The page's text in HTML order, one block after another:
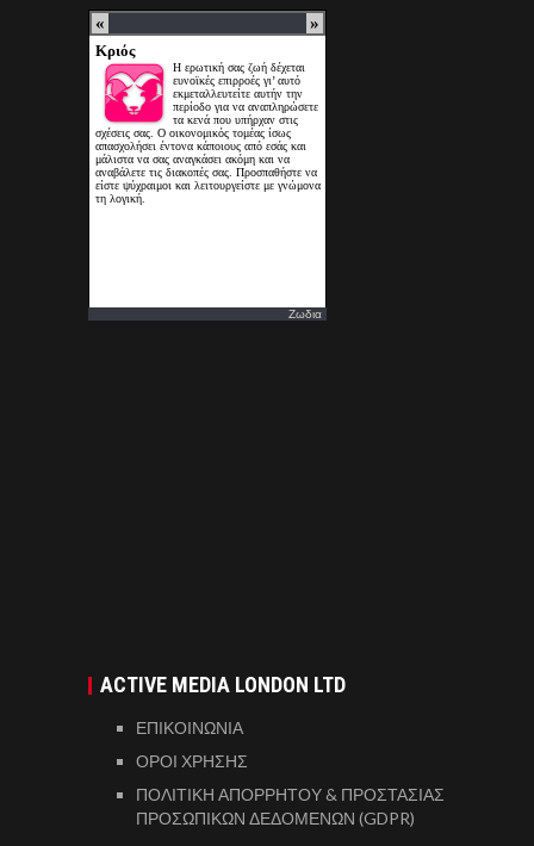
Ζωδια
ACTIVE MEDIA LONDON LTD
ΕΠΙΚΟΙΝΩΝΙΑ
ΟΡΟΙ ΧΡΗΣΗΣ
ΠΟΛΙΤΙΚΗ ΑΠΟΡΡΗΤΟΥ & ΠΡΟΣΤΑΣΙΑΣ
ΠΡΟΣΩΠΙΚΩΝ ΔΕΔΟΜΕΝΩΝ (GDPR)